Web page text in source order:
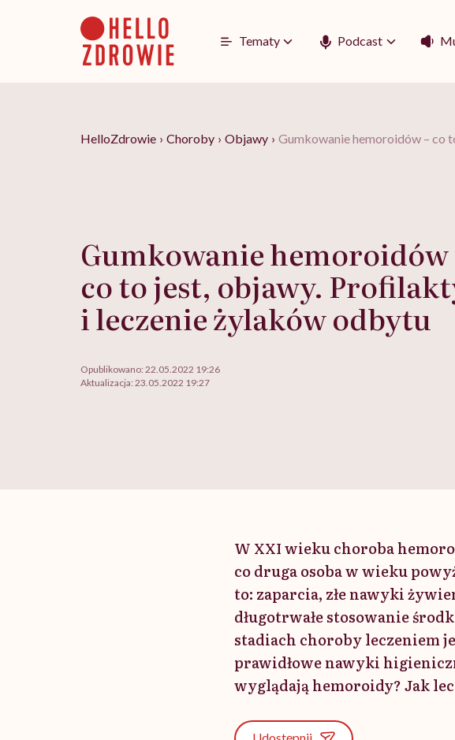
Tematy Podcast
HelloZdrowie › Choroby › Objawy › Gumkowanie hemoroidów – co
Gumkowanie hemoroidów
co to jest, objawy.
i leczenie żylaków odbytu
Opublikowano: 22.05.2022 19:26
Aktualizacja: 23.05.2022 19:27
W XXI wieku choroba
co druga osoba w wieku
to: zaparcia, złe nawyki
długotrwałe stosowanie
stadiach choroby leczeniem
prawidłowe nawyki
wyglądają hemoroidy? Jak